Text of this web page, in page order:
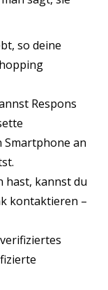
so deine
Respons
Smartphone an
hast, kannst du
kontaktieren –